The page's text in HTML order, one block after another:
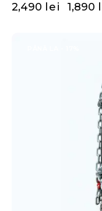
2,490 lei 1,890